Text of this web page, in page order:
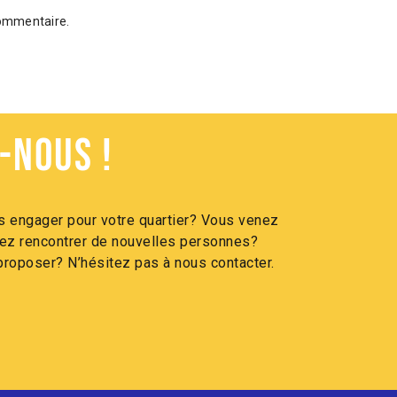
!
engager pour votre quartier? Vous venez
rencontrer de nouvelles personnes?
N’hésitez pas à nous contacter.